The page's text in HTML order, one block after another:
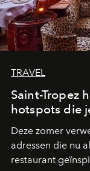
TRAVEL
Saint-Tropez
hotspots die
Deze zomer
adressen die nu
restaurant